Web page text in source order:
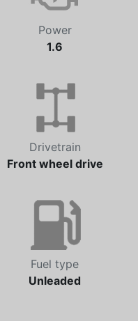
Power
1.6
Drivetrain
Front wheel drive
Fuel type
Unleaded